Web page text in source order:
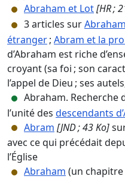
Abraham et Lot[HR ;
3 articles surAbraham
étranger; Abram et la
d’Abraham est riche
croyant (sa foi ; son
l’appel de Dieu ; ses
Abraham. Recherche
l’unité des descendants
Abram [JND ; 43 Ko]
avec ce qui précédait
l’Église
Abraham (un chapitre